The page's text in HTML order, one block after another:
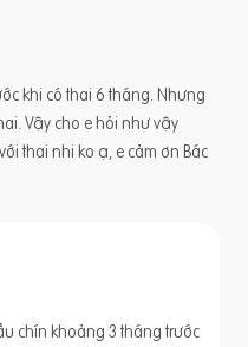
khi có thai 6 tháng. Nhưng
Vậy cho e hỏi như vậy
thai nhi ko ạ, e cảm ơn Bác
chín khoảng 3 tháng trước